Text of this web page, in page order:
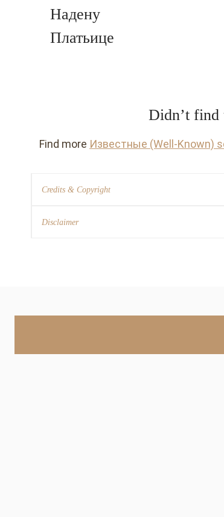
Надену
Платьице
Didn’t find
Find more Известные (Well-Known)
Credits & Copyright
Disclaimer